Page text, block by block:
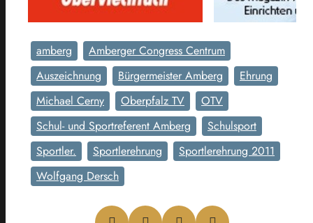
amberg
Amberger Congress Centrum
Auszeichnung
Bürgermeister Amberg
Ehrung
Michael Cerny
Oberpfalz TV
OTV
Schul- und Sportreferent Amberg
Schulsport
Sportler.
Sportlerehrung
Sportlerehrung 2011
Wolfgang Dersch